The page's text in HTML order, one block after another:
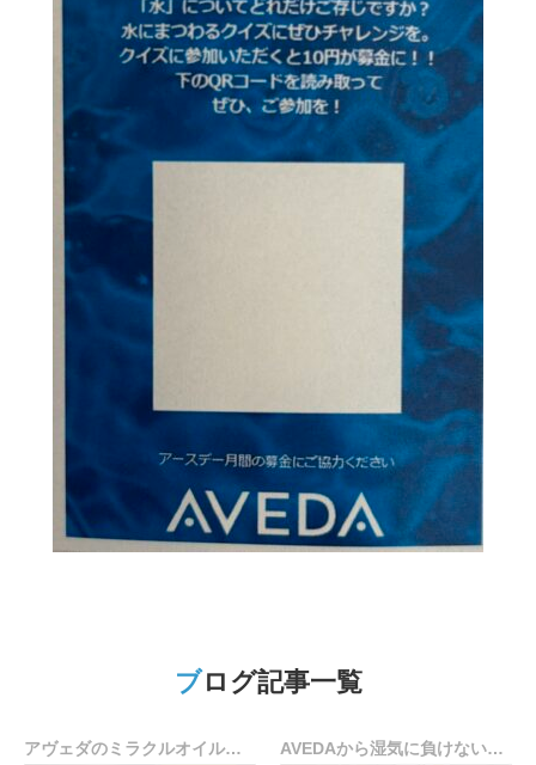
ブログ記事一覧
アヴェダのミラクルオイルキャンペーン情報☆ AVEDAから湿気に負けないトリートメント誕生♪